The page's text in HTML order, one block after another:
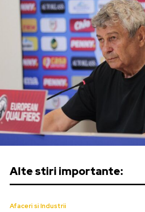
Alte stiri importante:
Afaceri si Industrii